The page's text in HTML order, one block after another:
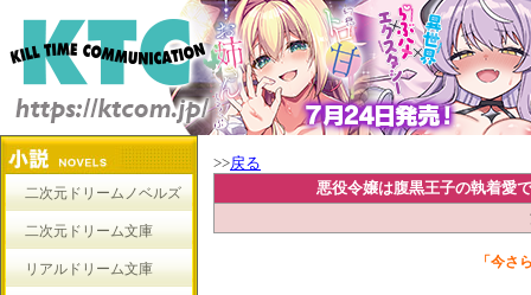
二次元ドリームノベルズ
二次元ドリーム文庫
リアルドリーム文庫
>>戻る
悪役令嬢は腹黒王子の執着愛
「今さ